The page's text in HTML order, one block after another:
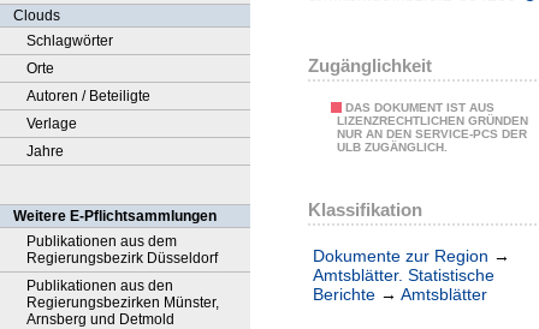
Clouds
Schlagwörter
Orte
Autoren / Beteiligte
Verlage
Jahre
Weitere E-Pflichtsammlungen
Publikationen aus dem
Regierungsbezirk Düsseldorf
Publikationen aus den
Regierungsbezirken Münster,
Arnsberg und Detmold
Zugänglichkeit
DAS DOKUMENT IST AUS
LIZENZRECHTLICHEN GRÜNDEN
NUR AN DEN SERVICE-PCS DER
ULB ZUGÄNGLICH.
Klassifikation
Dokumente zur Region →
Amtsblätter. Statistische
Berichte → Amtsblätter